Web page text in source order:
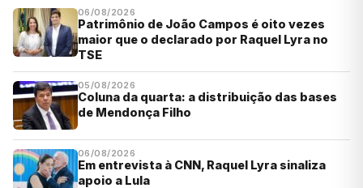
06/08/2026
Patrimônio de João Campos é oito vezes
maior que o declarado por Raquel Lyra no
TSE
05/08/2026
Coluna da quarta: a distribuição das bases
de Mendonça Filho
06/08/2026
Em entrevista à CNN, Raquel Lyra sinaliza
apoio a Lula